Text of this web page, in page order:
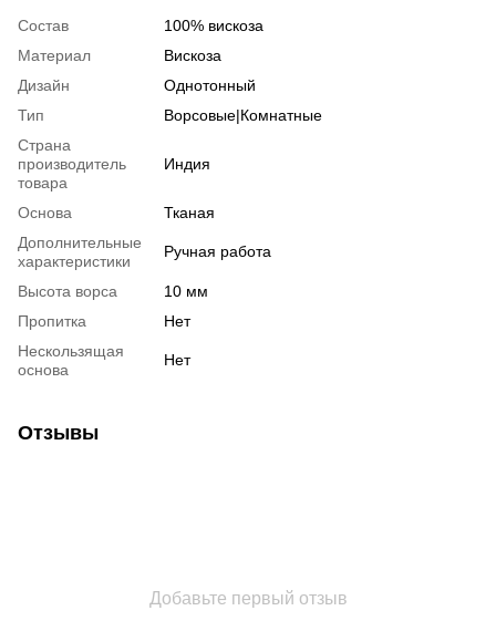
Состав
100% вискоза
Материал
Вискоза
Дизайн
Однотонный
Тип
Ворсовые|Комнатные
Страна
производитель
товара
Индия
Основа
Тканая
Дополнительные
характеристики
Ручная работа
Высота ворса
10 мм
Пропитка
Нет
Нескользящая
основа
Нет
Отзывы
Добавьте первый отзыв